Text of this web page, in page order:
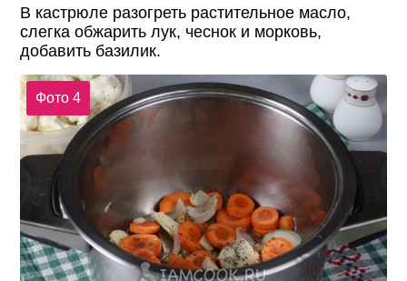
В кастрюле разогреть растительное масло,
слегка обжарить лук, чеснок и морковь,
добавить базилик.
Фото 4